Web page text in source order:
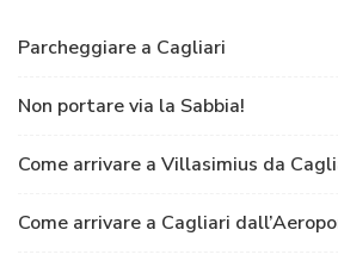
Parcheggiare a Cagliari
Non portare via la Sabbia!
Come arrivare a Villasimius da
Come arrivare a Cagliari